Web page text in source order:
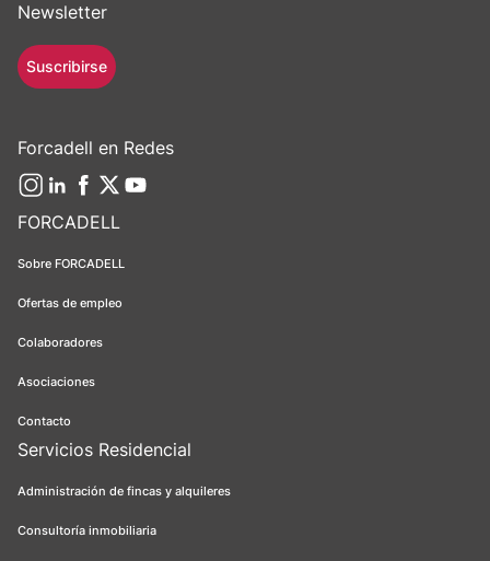
FORCADELL
Sobre FORCADELL
Ofertas de empleo
Colaboradores
Asociaciones
Contacto
Servicios Residencial
Administración de fincas y alquileres
Consultoría inmobiliaria
Newsletter
Suscribirse
Forcadell en Redes